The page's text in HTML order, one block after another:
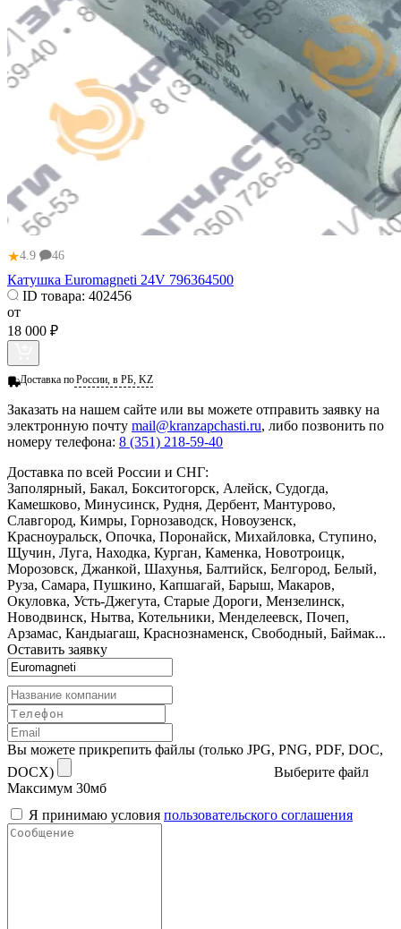
★4.9 46
Катушка Euromagneti 24V 796364500
ID товара: 402456
от
18 000 ₽
Доставка поРоссии, в РБ, KZ
Заказать на нашем сайте или вы можете отправить заявку на
электронную почту mail@kranzapchasti.ru, либо позвонить по
номеру телефона: 8 (351) 218-59-40
Доставка по всей России и СНГ:
Заполярный, Бакал, Бокситогорск, Алейск, Судогда,
Камешково, Минусинск, Рудня, Дербент, Мантурово,
Славгород, Кимры, Горнозаводск, Новоузенск,
Красноуральск, Опочка, Поронайск, Михайловка, Ступино,
Щучин, Луга, Находка, Курган, Каменка, Новотроицк,
Морозовск, Джанкой, Шахунья, Балтийск, Белгород, Белый,
Руза, Самара, Пушкино, Капшагай, Барыш, Макаров,
Окуловка, Усть-Джегута, Старые Дороги, Мензелинск,
Новодвинск, Нытва, Котельники, Менделеевск, Почеп,
Арзамас, Кандыагаш, Краснознаменск, Свободный, Баймак...
Оставить заявку
Вы можете прикрепить файлы (только JPG, PNG, PDF, DOC,
DOCX)
Выберите файл
Максимум 30мб
Я принимаю условия пользовательского соглашения